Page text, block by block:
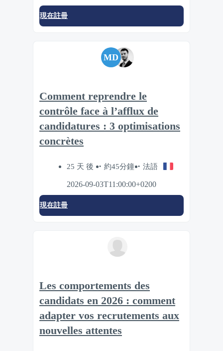
現在註冊
MD
Comment reprendre le
contrôle face à l’afflux de
candidatures : 3 optimisations
concrètes
25 天 後 約45分鐘 法語
2026-09-03T11:00:00+0200
現在註冊
Les comportements des
candidats en 2026 : comment
adapter vos recrutements aux
nouvelles attentes